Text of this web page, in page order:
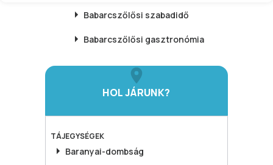
Babarcszőlősi szabadidő
Babarcszőlősi gasztronómia
HOL JÁRUNK?
TÁJEGYSÉGEK
Baranyai-dombság